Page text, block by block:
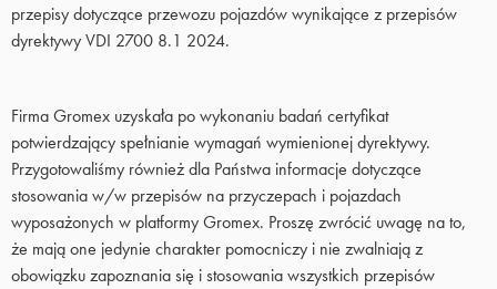
przepisy dotyczące przewozu pojazdów wynikające z przepisów
dyrektywy VDI 2700 8.1 2024.
Firma Gromex uzyskała po wykonaniu badań certyfikat
potwierdzający spełnianie wymagań wymienionej dyrektywy.
Przygotowaliśmy również dla Państwa informacje dotyczące
stosowania w/w przepisów na przyczepach i pojazdach
wyposażonych w platformy Gromex. Proszę zwrócić uwagę na to,
że mają one jedynie charakter pomocniczy i nie zwalniają z
obowiązku zapoznania się i stosowania wszystkich przepisów